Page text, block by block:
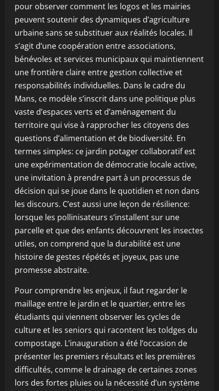
pour observer comment les logos et les mairies
peuvent soutenir des dynamiques d’agriculture
urbaine sans se substituer aux réalités locales. Il
s’agit d’une coopération entre associations,
bénévoles et services municipaux qui maintiennent
une frontière claire entre gestion collective et
responsabilités individuelles. Dans le cadre du
Mans, ce modèle s’inscrit dans une politique plus
vaste d’espaces verts et d’aménagement du
territoire qui vise à rapprocher les citoyens des
questions d’alimentation et de biodiversité. En
termes simples: ce jardin potager collaboratif est
une expérimentation de démocratie locale active,
une invitation à prendre part à un processus de
décision qui se joue dans le quotidien et non dans
les discours. C’est aussi une leçon de résilience:
lorsque les pollinisateurs s’installent sur une
parcelle et que des enfants découvrent les insectes
utiles, on comprend que la durabilité est une
histoire de gestes répétés et joyeux, pas une
promesse abstraite.
Pour comprendre les enjeux, il faut regarder le
maillage entre le jardin et le quartier, entre les
étudiants qui viennent observer les cycles de
culture et les seniors qui racontent les toldges du
compostage. L’inauguration a été l’occasion de
présenter les premiers résultats et les premières
difficultés, comme le drainage de certaines zones
lors des fortes pluies ou la nécessité d’un système